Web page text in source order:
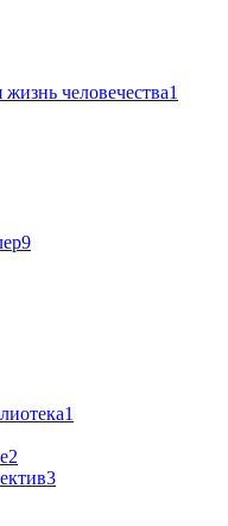
человечества1
9
1
2
3